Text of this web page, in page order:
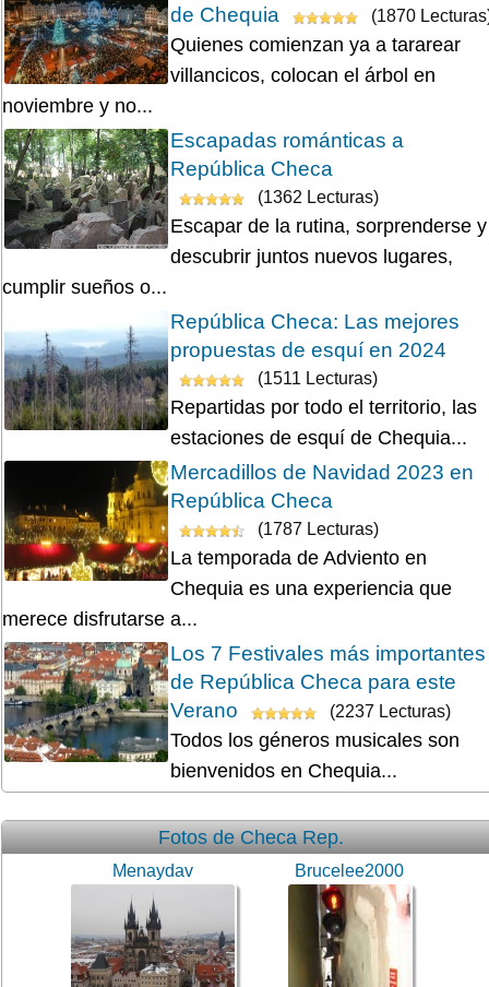
de Chequia
(1870
Quienes comienzan ya a tararear
villancicos, colocan el árbol en
noviembre y no...
Escapadas románticas a
República Checa
(1362 Lecturas)
Escapar de la rutina, sorprenderse y
descubrir juntos nuevos lugares,
cumplir sueños o...
República Checa: Las mejores
propuestas de esquí en 2024
(1511 Lecturas)
Repartidas por todo el territorio, las
estaciones de esquí de Chequia...
Mercadillos de Navidad 2023 en
República Checa
(1787 Lecturas)
La temporada de Adviento en
Chequia es una experiencia que
merece disfrutarse a...
Los 7 Festivales más importantes
de República Checa para este
Verano
(2237 Lecturas)
Todos los géneros musicales son
bienvenidos en Chequia...
Fotos de Checa Rep.
Menaydav Brucelee2000